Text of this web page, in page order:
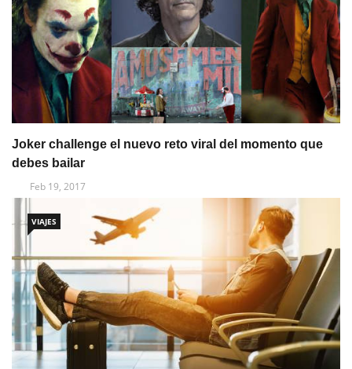
Joker challenge el nuevo reto viral del momento que
debes bailar
Feb 19, 2017
VIAJES